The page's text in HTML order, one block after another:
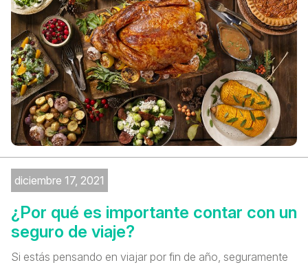
diciembre 17, 2021
¿Por qué es importante contar con un
seguro de viaje?
Si estás pensando en viajar por fin de año, seguramente